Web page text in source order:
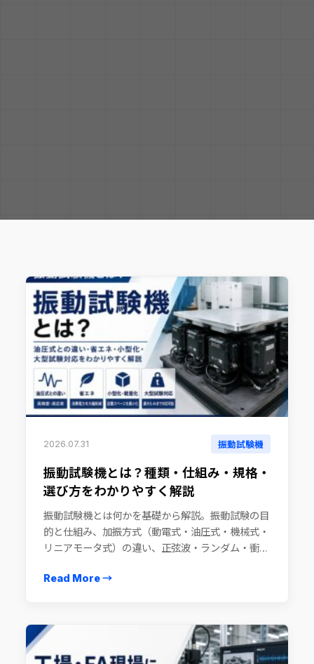
2026.07.31 振動試験機
振動試験機とは？種類・仕組み・規格・
選び方をわかりやすく解説
振動試験機とは何かを基礎から解説。振動試験の目
的と仕組み、加振方式（動電式・油圧式・機械式・
リニアモータ式）の違い、正弦波・ランダム・衝
定時の注意点までを試験装置メーカーの視点でまと
Read More →